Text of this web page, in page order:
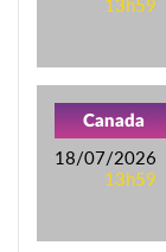
13h59
Canada
18/07/2026
13h59